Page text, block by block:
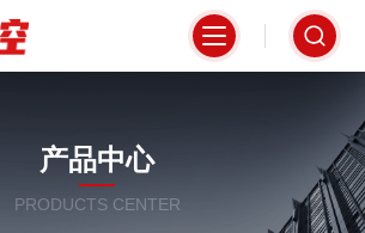
产品中心
PRODUCTS CENTER